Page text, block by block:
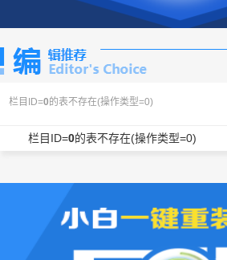
栏目ID=0的表不存在(操作类型=0)
栏目ID=0的表不存在(操作类型=0)